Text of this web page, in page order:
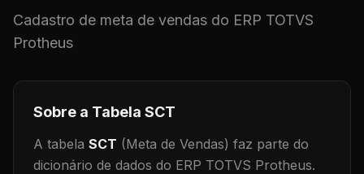
Cadastro de meta de vendas do ERP TOTVS
Protheus
Sobre a Tabela SCT
A tabela SCT (Meta de Vendas) faz parte do
dicionário de dados do ERP TOTVS Protheus.